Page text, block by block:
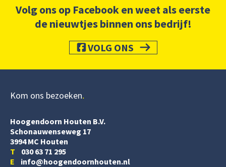
Volg ons op Facebook en weet als eerste
de nieuwtjes binnen ons bedrijf!
VOLG ONS
Kom ons bezoeken
Hoogendoorn Houten B.V.
Schonauwenseweg 17
3994 MC Houten
T 030 63 71 295
E info@hoogendoornhouten.nl